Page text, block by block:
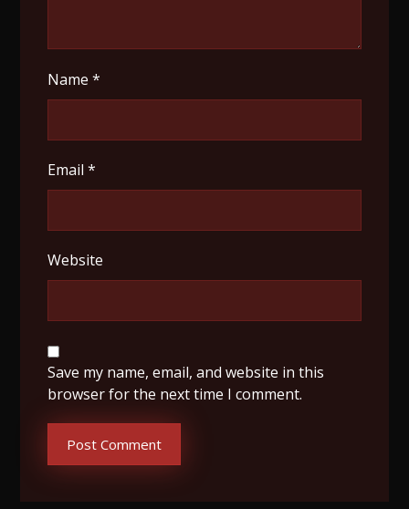
Name*
Email*
Website
Save my name, email, and website in this
browser for the next time I comment.
Post Comment